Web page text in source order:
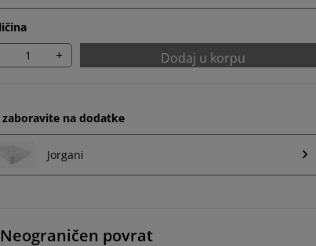
+ Dodaj u korpu
zaboravite na dodatke
Jorgani
Neograničen povrat